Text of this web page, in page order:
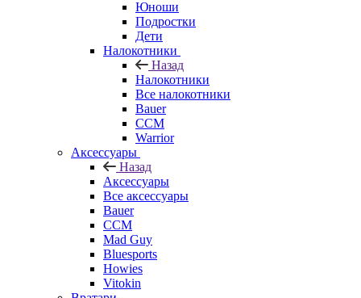
Юноши
Подростки
Дети
Налокотники
Назад
Налокотники
Все налокотники
Bauer
CCM
Warrior
Аксессуары
Назад
Аксессуары
Все аксессуары
Bauer
CCM
Mad Guy
Bluesports
Howies
Vitokin